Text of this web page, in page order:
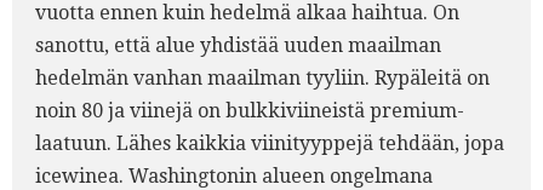
vuotta ennen kuin hedelmä alkaa haihtua. On
sanottu, että alue yhdistää uuden maailman
hedelmän vanhan maailman tyyliin. Rypäleitä on
noin 80 ja viinejä on bulkkiviineistä premium-
laatuun. Lähes kaikkia viinityyppejä tehdään, jopa
icewinea. Washingtonin alueen ongelmana